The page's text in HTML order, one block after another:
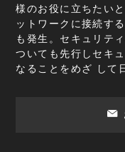
様のお役に立ちたい
ットワークに接続す
も発生。セキュリテ
ついても先行しセキ
なることをめざ して